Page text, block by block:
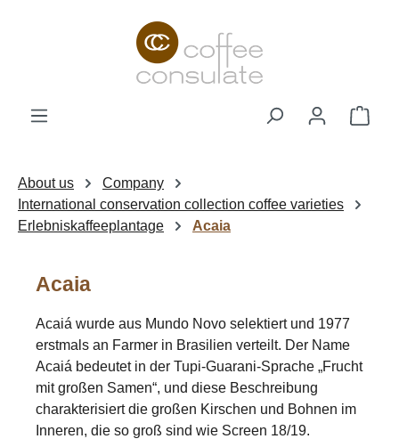
About us
Company
International conservation collection coffee varieties
Erlebniskaffeeplantage
Acaia
Acaia
Acaiá wurde aus Mundo Novo selektiert und 1977
erstmals an Farmer in Brasilien verteilt. Der Name
Acaiá bedeutet in der Tupi-Guarani-Sprache „Frucht
mit großen Samen“, und diese Beschreibung
charakterisiert die großen Kirschen und Bohnen im
Inneren, die so groß sind wie Screen 18/19.